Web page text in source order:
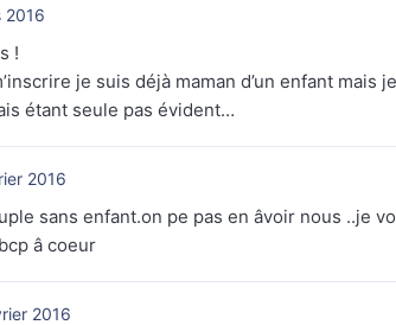
2016
!
je suis déjà maman d’un enfant
étant seule pas évident…
2016
sans enfant.on pe pas en âvoir nous ..je
â coeur
2016